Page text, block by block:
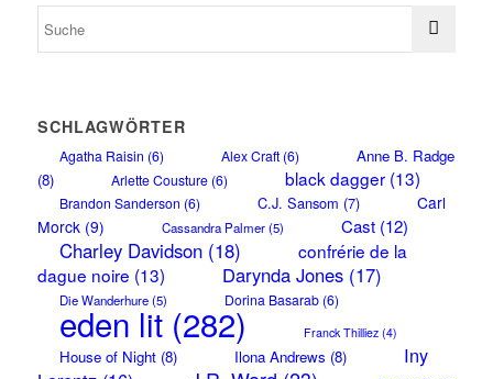
SCHLAGWÖRTER
Agatha Raisin (6) Alex Craft(6)
Anne B. Radge
(8)
Arlette Cousture(6) black dagger(13)
Brandon Sanderson (6) C.J. Sansom (7)
Carl
Morck(9) Cassandra Palmer(5) Cast(12)
Charley Davidson(18)
confrérie de la
dague noire (13) Darynda Jones(17)
Die Wanderhure(5) Dorina Basarab(6)
eden lit(282) Franck Thilliez(4)
House of Night(8) Ilona Andrews (8)
Iny